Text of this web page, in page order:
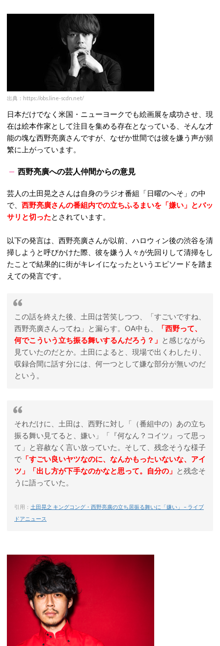
出典：https://obs.line-scdn.net/
日本だけでなく米国・ニューヨークでも絵画展を成功させ、現
在は絵本作家として注目を集める存在となっている、そんな才
能の塊な西野亮廣さんですが、なぜか世間では彼を嫌う声が頻
繁に上がっています。
西野亮廣への芸人仲間からの意見
芸人の土田晃之さんは自身のラジオ番組「日曜のへそ」の中
で、 西野亮廣さんの番組内での立ちふるまいを「嫌い」とバッ
サリと切ったとされています。
以下の発言は、西野亮廣さんが以前、ハロウィン後の渋谷を清
掃しようと呼びかけた際、彼を嫌う人々が先回りして清掃をし
たことで結果的に街がキレイになったというエピソードを踏ま
えての発言です。
この話を終えた後、土田は苦笑しつつ、「すごいですね、
西野亮廣さんってね」と漏らす。OA中も、
「西野って、
何でこういう立ち振る舞いするんだろう？」 と感じながら
見ていたのだとか。土田によると、現場で出くわしたり、
収録合間に話す分には、何一つとして嫌な部分が無いのだ
という。
それだけに、土田は、西野に対し「（番組中の）あの立ち
振る舞い見てると、嫌い」「『何なん？コイツ』って思っ
て」と容赦なく言い放っていた。そして、残念そうな様子
で 「すごい良いヤツなのに、なんかもったいないな、アイ
ツ」「出し方が下手なのかなと思って。自分の」 と残念そ
うに語っていた。
引用： 土田晃之 キングコング・西野亮廣の立ち居振る舞いに「嫌い」 – ライブ
ドアニュース